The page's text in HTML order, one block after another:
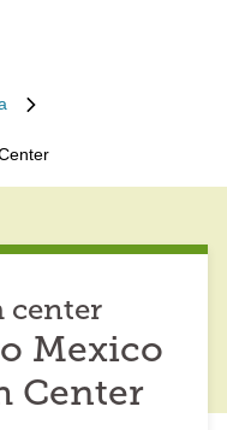
center
Mexico
Center